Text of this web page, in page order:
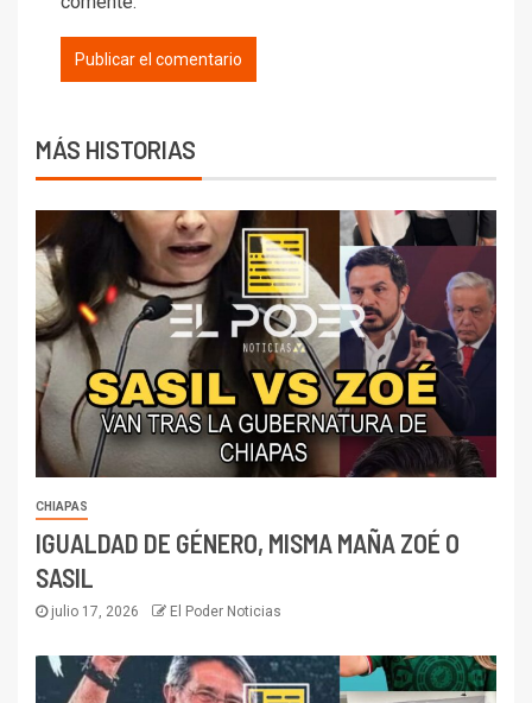
MÁS HISTORIAS
CHIAPAS
IGUALDAD DE GÉNERO, MISMA MAÑA ZOÉ O
SASIL
julio 17, 2026 El Poder Noticias